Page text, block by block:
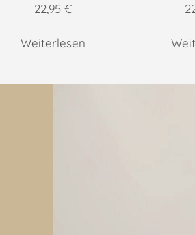
22,95€
Weiterlesen